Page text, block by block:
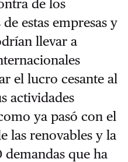
de los
estas empresas y
llevar a
el lucro cesante al
actividades
ya pasó con el
las renovables y la
demandas que ha